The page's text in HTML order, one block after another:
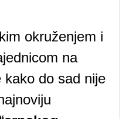
okruženjem i
na
kako do sad nije